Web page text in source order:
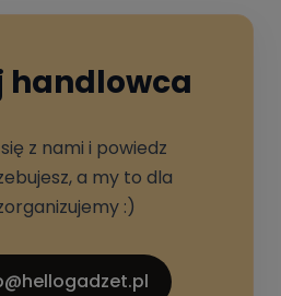
handlowca
z nami i powiedz
a my to dla
:)